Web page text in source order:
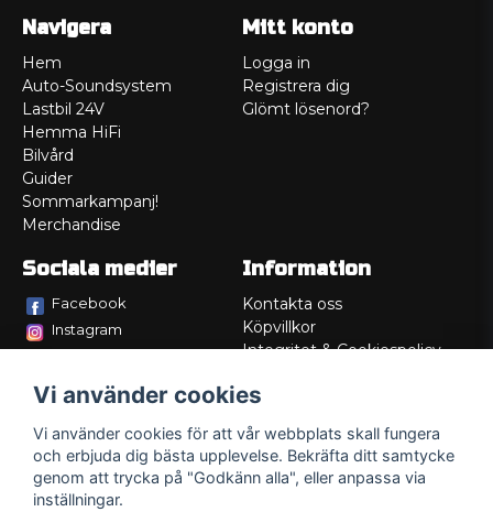
Navigera
Hem
Auto-Soundsystem
Lastbil 24V
Hemma HiFi
Bilvård
Guider
Sommarkampanj!
Merchandise
Mitt konto
Logga in
Registrera dig
Glömt lösenord?
Sociala medier
Facebook
Instagram
Information
Kontakta oss
Köpvillkor
Integritet & Cookiespolicy
Service/Garanti
Lådritning
Om oss
Vi använder cookies
Vi använder cookies för att vår webbplats skall fungera
och erbjuda dig bästa upplevelse. Bekräfta ditt samtycke
genom att trycka på "Godkänn alla", eller anpassa via
inställningar.